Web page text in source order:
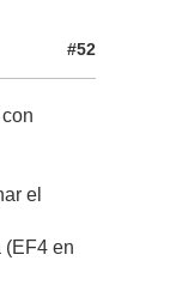
#52
el
(EF4 en